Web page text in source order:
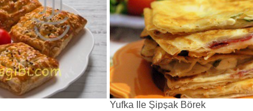
Yufka İle Şipşak Börek